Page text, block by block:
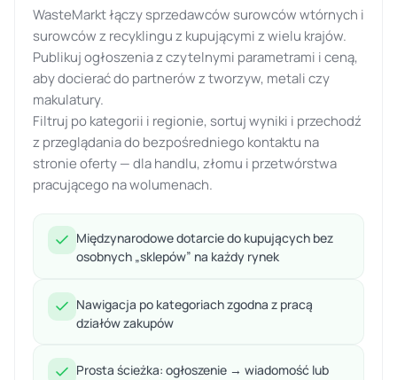
WasteMarkt łączy sprzedawców surowców wtórnych i
surowców z recyklingu z kupującymi z wielu krajów.
Publikuj ogłoszenia z czytelnymi parametrami i ceną,
aby docierać do partnerów z tworzyw, metali czy
makulatury.
Filtruj po kategorii i regionie, sortuj wyniki i przechodź
z przeglądania do bezpośredniego kontaktu na
stronie oferty — dla handlu, złomu i przetwórstwa
pracującego na wolumenach.
Międzynarodowe dotarcie do kupujących bez
osobnych „sklepów” na każdy rynek
Nawigacja po kategoriach zgodna z pracą
działów zakupów
Prosta ścieżka: ogłoszenie → wiadomość lub